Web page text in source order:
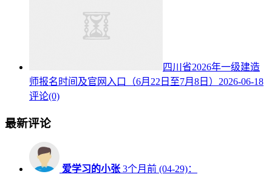
四川省2026年一级建造
师报名时间及官网入口（6月22日至7月8日） 2026-06-18
评论(0)
最新评论
爱学习的小张 3个月前 (04-29)：